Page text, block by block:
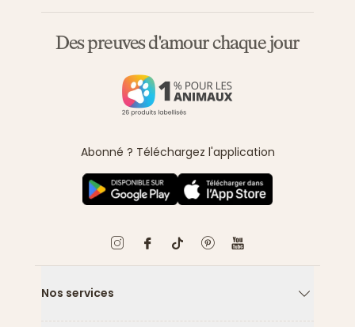
Des preuves d'amour chaque jour
Abonné ? Téléchargez l'application
Nos services